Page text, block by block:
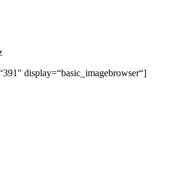
display=“basic_imagebrowser“]